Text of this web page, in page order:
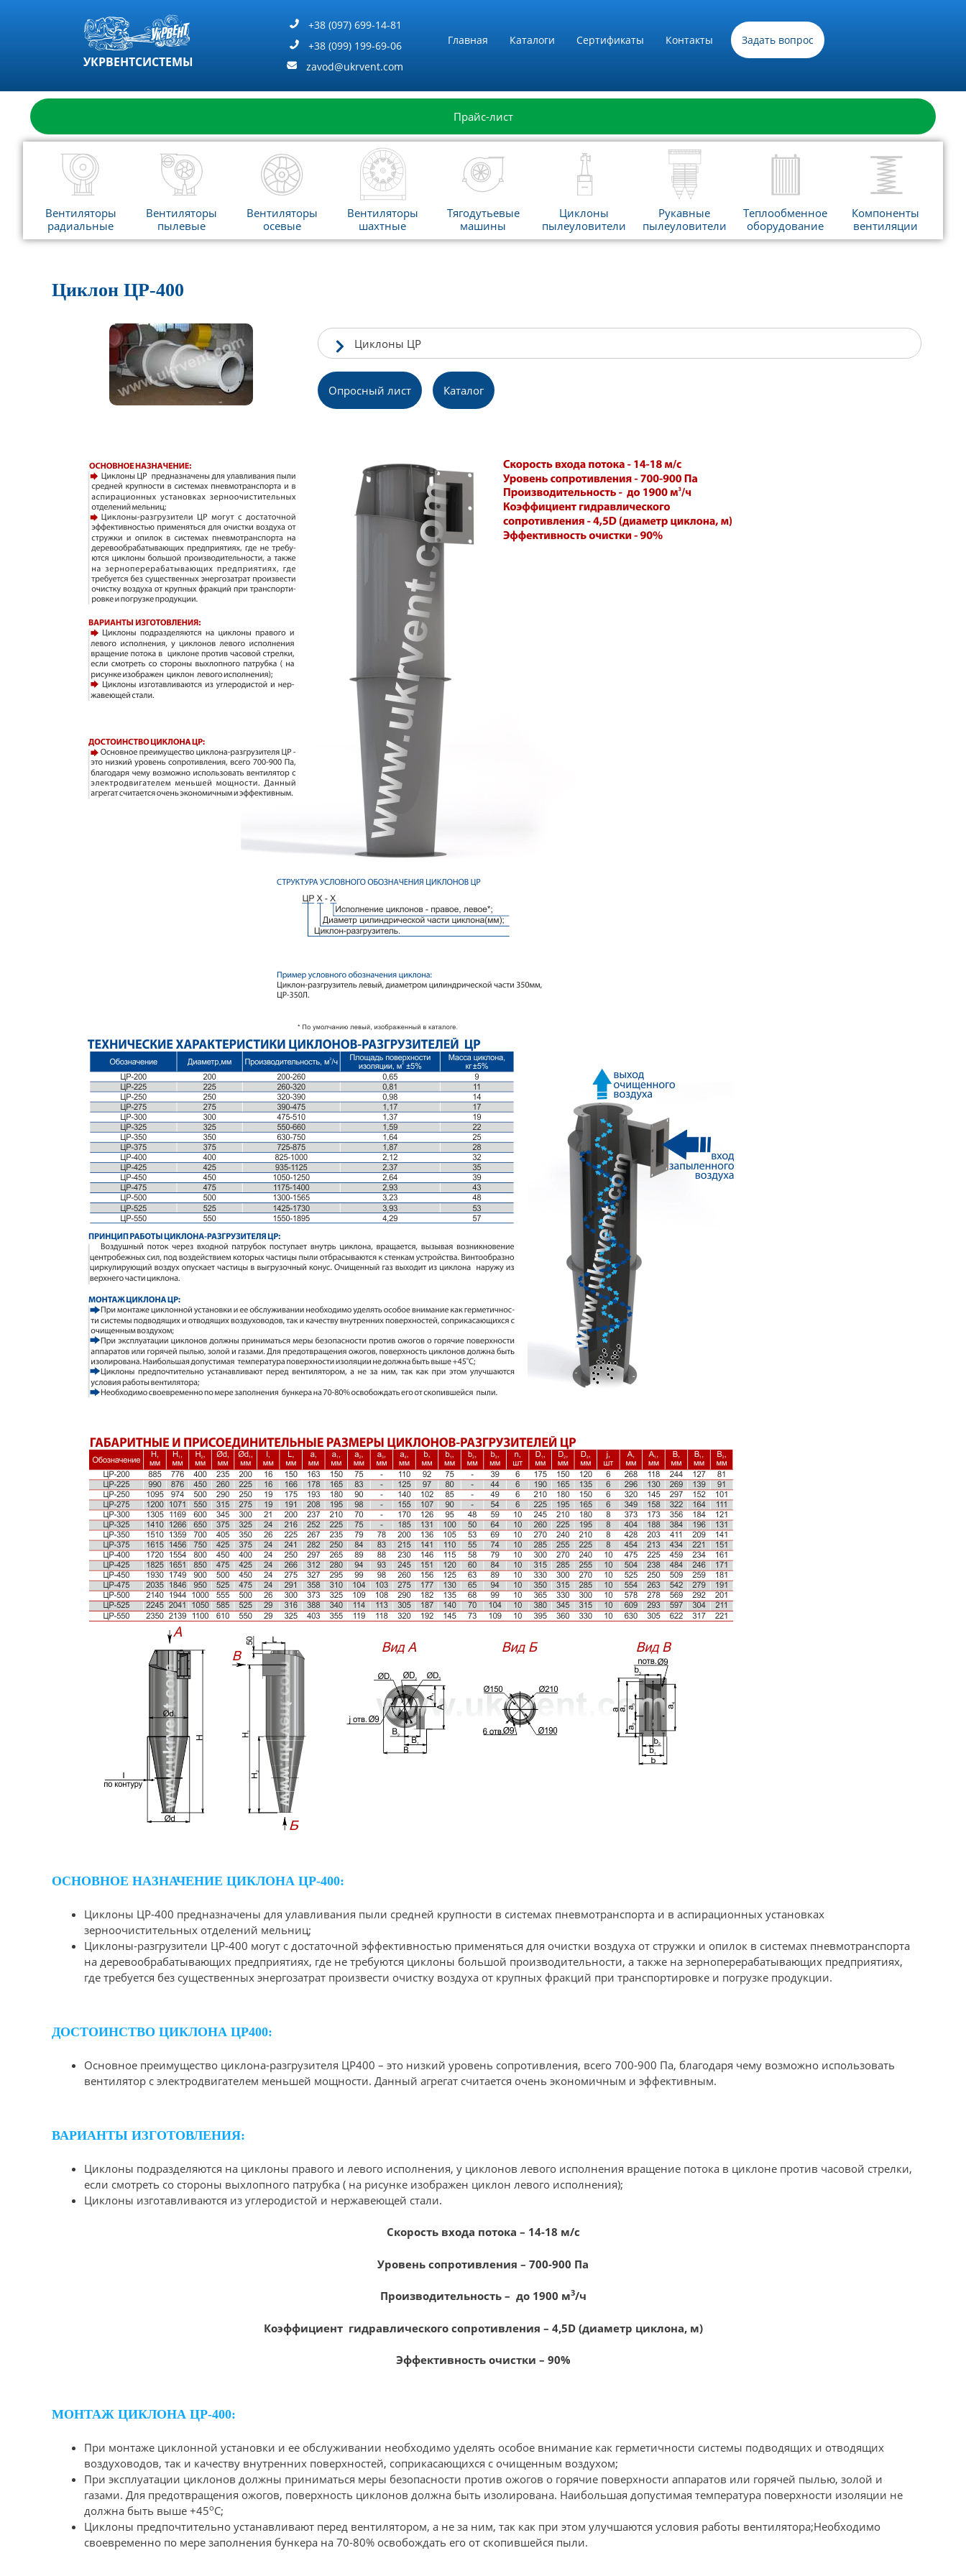
УКРВЕНТСИСТЕМЫ
+38 (097) 699-14-81
+38 (099) 199-69-06
zavod@ukrvent.com
Главная Каталоги Сертификаты Контакты Задать вопрос
Прайс-лист
Вентиляторы
радиальные
Вентиляторы
пылевые
Вентиляторы
осевые
Вентиляторы
шахтные
Тягодутьевые
машины
Циклоны
пылеуловители
Рукавные
пылеуловители
Теплообменное
оборудование
Компоненты
вентиляции
Циклон ЦР-400
Циклоны ЦР
Опросный лист Каталог
ОСНОВНОЕ НАЗНАЧЕНИЕ ЦИКЛОНА ЦР-400:
Циклоны ЦР-400 предназначены для улавливания пыли средней крупности в системах пневмотранспорта и в аспирационных установках
зерноочистительных отделений мельниц;
Циклоны-разгрузители ЦР-400 могут с достаточной эффективностью применяться для очистки воздуха от стружки и опилок в системах пневмотранспорта
на деревообрабатывающих предприятиях, где не требуются циклоны большой производительности, а также на зерноперерабатывающих предприятиях,
где требуется без существенных энергозатрат произвести очистку воздуха от крупных фракций при транспортировке и погрузке продукции.
ДОСТОИНСТВО ЦИКЛОНА ЦР400:
Основное преимущество циклона-разгрузителя ЦР400 – это низкий уровень сопротивления, всего 700-900 Па, благодаря чему возможно использовать
вентилятор с электродвигателем меньшей мощности. Данный агрегат считается очень экономичным и эффективным.
ВАРИАНТЫ ИЗГОТОВЛЕНИЯ:
Циклоны подразделяются на циклоны правого и левого исполнения, у циклонов левого исполнения вращение потока в циклоне против часовой стрелки,
если смотреть со стороны выхлопного патрубка ( на рисунке изображен циклон левого исполнения);
Циклоны изготавливаются из углеродистой и нержавеющей стали.
Скорость входа потока – 14-18 м/c
Уровень сопротивления – 700-900 Па
Производительность – до 1900 м3/ч
Коэффициент гидравлического сопротивления – 4,5D (диаметр циклона, м)
Эффективность очистки – 90%
МОНТАЖ ЦИКЛОНА ЦР-400:
При монтаже циклонной установки и ее обслуживании необходимо уделять особое внимание как герметичности системы подводящих и отводящих
воздуховодов, так и качеству внутренних поверхностей, соприкасающихся с очищенным воздухом;
При эксплуатации циклонов должны приниматься меры безопасности против ожогов о горячие поверхности аппаратов или горячей пылью, золой и
газами. Для предотвращения ожогов, поверхность циклонов должна быть изолирована. Наибольшая допустимая температура поверхности изоляции не
должна быть выше +45оС;
Циклоны предпочтительно устанавливают перед вентилятором, а не за ним, так как при этом улучшаются условия работы вентилятора;Необходимо
своевременно по мере заполнения бункера на 70-80% освобождать его от скопившейся пыли.